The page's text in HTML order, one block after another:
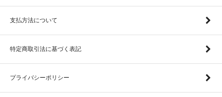
支払方法について
特定商取引法に基づく表記
プライバシーポリシー